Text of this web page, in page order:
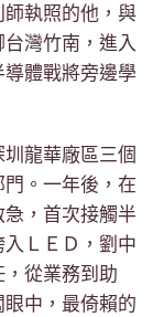
執照的他，與
灣竹南，進入
體戰將旁邊學
龍華廠區三個
。一年後，在
，首次接觸半
ＬＥＤ，劉中
從業務到助
中，最倚賴的